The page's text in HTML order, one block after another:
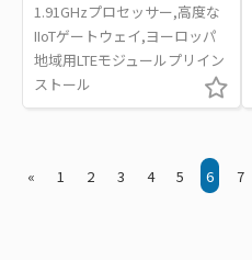
1.91GHzプロセッサー,高度な
IIoTゲートウェイ,ヨーロッパ
地域用LTEモジュールプリイン
ストール
« 1 2 3 4 5 6 7